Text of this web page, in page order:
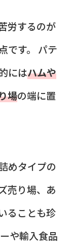
労するのが
です。 パテ
にはハムや
場の端に置
めタイプの
売り場、あ
ることも珍
や輸入食品